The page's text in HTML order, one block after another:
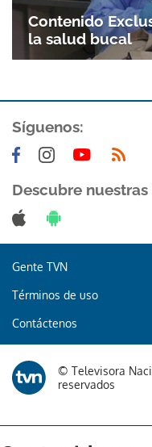
Contenido
la salud bucal
Síguenos:
Descubre nuestras
Gente TVN
Términos de uso
Contáctenos
© Televisora
reservados